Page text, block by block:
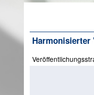
Harmonisierter